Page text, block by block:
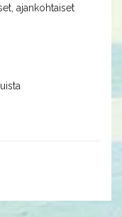
ajankohtaiset